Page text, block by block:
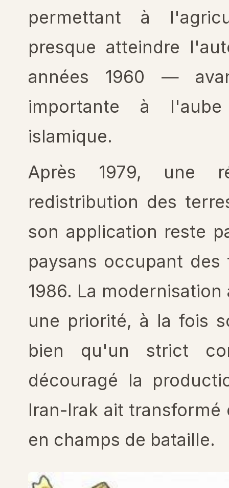
permettant à
presque atteindre
années 1960 —
importante à
islamique.
Après 1979, une
redistribution des
son application reste
paysans occupant
1986. La
une priorité, à la fois
bien qu'un strict
découragé la
Iran-Irak ait
en champs de bataille.